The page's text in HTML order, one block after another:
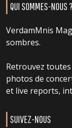
QUI SOMMES-NOUS ?
VerdamMnis
sombres.
Retrouvez
photos de
et live reports,
SUIVEZ-NOUS